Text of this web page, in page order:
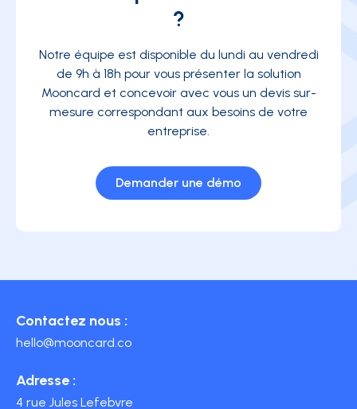
?
Notre équipe est disponible du lundi au vendredi
de 9h à 18h pour vous présenter la solution
Mooncard et concevoir avec vous un devis sur-
mesure correspondant aux besoins de votre
entreprise.
Demander une démo
Contactez nous :
hello@mooncard.co
Adresse :
4 rue Jules Lefebvre